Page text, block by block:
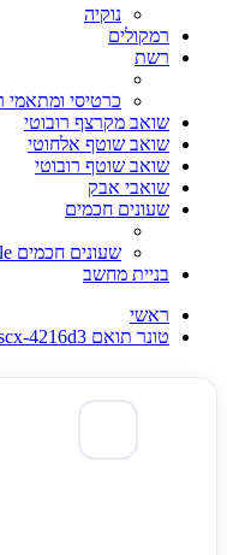
נוקיה
רמקולים
רשת
כרטיסי
שואב מקרצף רובוטי
שואב שוטף אלחוטי
שואב שוטף רובוטי
שואבי אבק
שעונים חכמים
שעונים חכמים Apple
בניית מחשב
ראשי
טונר תואם samsung scx-4216d3